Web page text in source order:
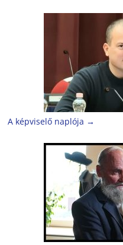
A képviselő naplója →